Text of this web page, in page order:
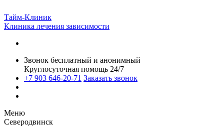
Тайм-Клиник
Клиника лечения зависимости
Звонок бесплатный и анонимный
Круглосуточная помощь 24/7
+7 903 646-20-71 Заказать звонок
Меню
Северодвинск